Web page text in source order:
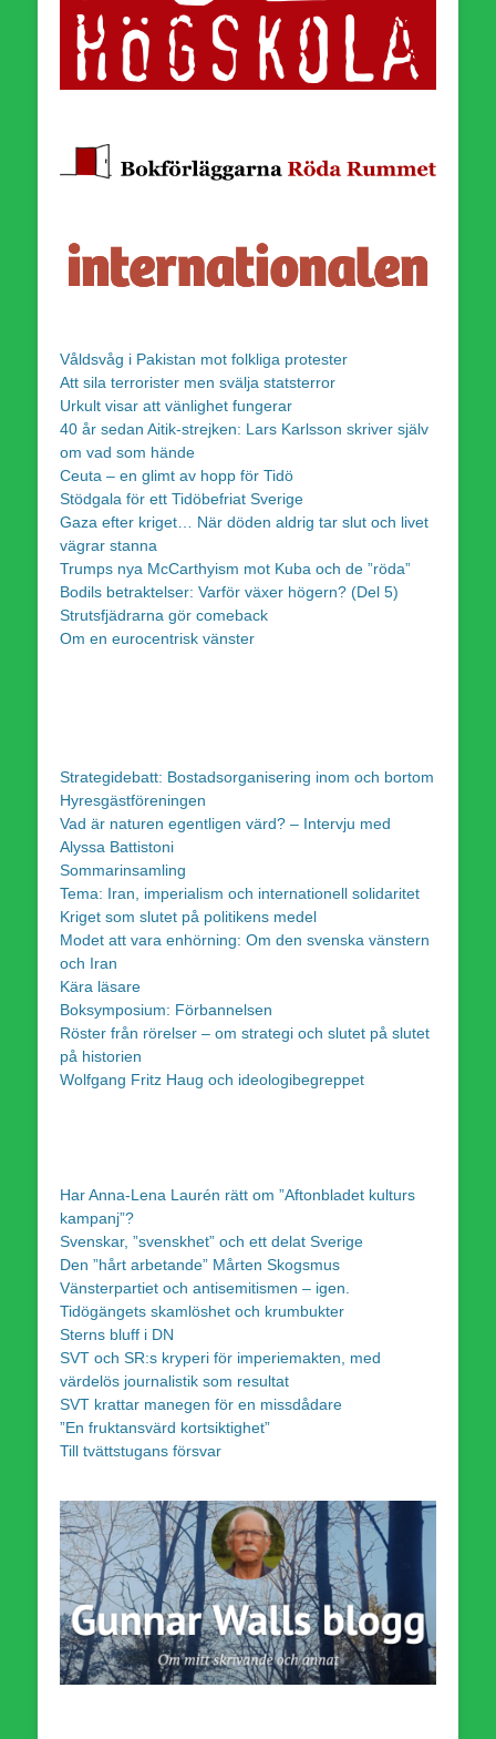
Våldsvåg i Pakistan mot folkliga protester
Att sila terrorister men svälja statsterror
Urkult visar att vänlighet fungerar
40 år sedan Aitik-strejken: Lars Karlsson skriver själv
om vad som hände
Ceuta – en glimt av hopp för Tidö
Stödgala för ett Tidöbefriat Sverige
Gaza efter kriget… När döden aldrig tar slut och livet
vägrar stanna
Trumps nya McCarthyism mot Kuba och de ”röda”
Bodils betraktelser: Varför växer högern? (Del 5)
Strutsfjädrarna gör comeback
Om en eurocentrisk vänster
Strategidebatt: Bostadsorganisering inom och bortom
Hyresgästföreningen
Vad är naturen egentligen värd? – Intervju med
Alyssa Battistoni
Sommarinsamling
Tema: Iran, imperialism och internationell solidaritet
Kriget som slutet på politikens medel
Modet att vara enhörning: Om den svenska vänstern
och Iran
Kära läsare
Boksymposium: Förbannelsen
Röster från rörelser – om strategi och slutet på slutet
på historien
Wolfgang Fritz Haug och ideologibegreppet
Har Anna-Lena Laurén rätt om ”Aftonbladet kulturs
kampanj”?
Svenskar, ”svenskhet” och ett delat Sverige
Den ”hårt arbetande” Mårten Skogsmus
Vänsterpartiet och antisemitismen – igen.
Tidögängets skamlöshet och krumbukter
Sterns bluff i DN
SVT och SR:s kryperi för imperiemakten, med
värdelös journalistik som resultat
SVT krattar manegen för en missdådare
”En fruktansvärd kortsiktighet”
Till tvättstugans försvar